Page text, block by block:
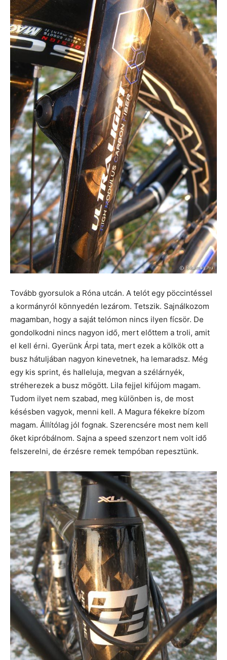
Tovább gyorsulok a Róna utcán. A telót egy pöccintéssel
a kormányról könnyedén lezárom. Tetszik. Sajnálkozom
magamban, hogy a saját telómon nincs ilyen fícsör. De
gondolkodni nincs nagyon idő, mert előttem a troli, amit
el kell érni. Gyerünk Árpi tata, mert ezek a kölkök ott a
busz hátuljában nagyon kinevetnek, ha lemaradsz. Még
egy kis sprint, és halleluja, megvan a szélárnyék,
stréherezek a busz mögött. Lila fejjel kifújom magam.
Tudom ilyet nem szabad, meg különben is, de most
késésben vagyok, menni kell. A Magura fékekre bízom
magam. Állítólag jól fognak. Szerencsére most nem kell
őket kipróbálnom. Sajna a speed szenzort nem volt idő
felszerelni, de érzésre remek tempóban repesztünk.